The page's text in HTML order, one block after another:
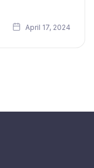
April 17, 2024